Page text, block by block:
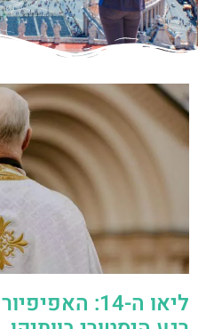
ליאו ה-14: